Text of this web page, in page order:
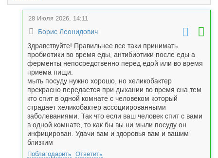
28 Июля 2026, 14:11
Борис Леонидович
Здравствуйте! Правильнее все таки принимать
пробиотики во время еды, антибиотики после еды а
ферменты непосредственно перед едой или во время
приема пищи.
мыть посуду нужно хорошо, но хеликобактер
прекрасно передается при дыхании во время сна тем
кто спит в одной комнате с человеком который
страдает хеликобактер ассоциированными
заболеваниями. Так что если ваш человек спит с вами
в одной комнате, то как бы вы ни мыли посуду он
инфицирован. Удачи вам и здоровья вам и вашим
близким
Поблагодарить Ответить